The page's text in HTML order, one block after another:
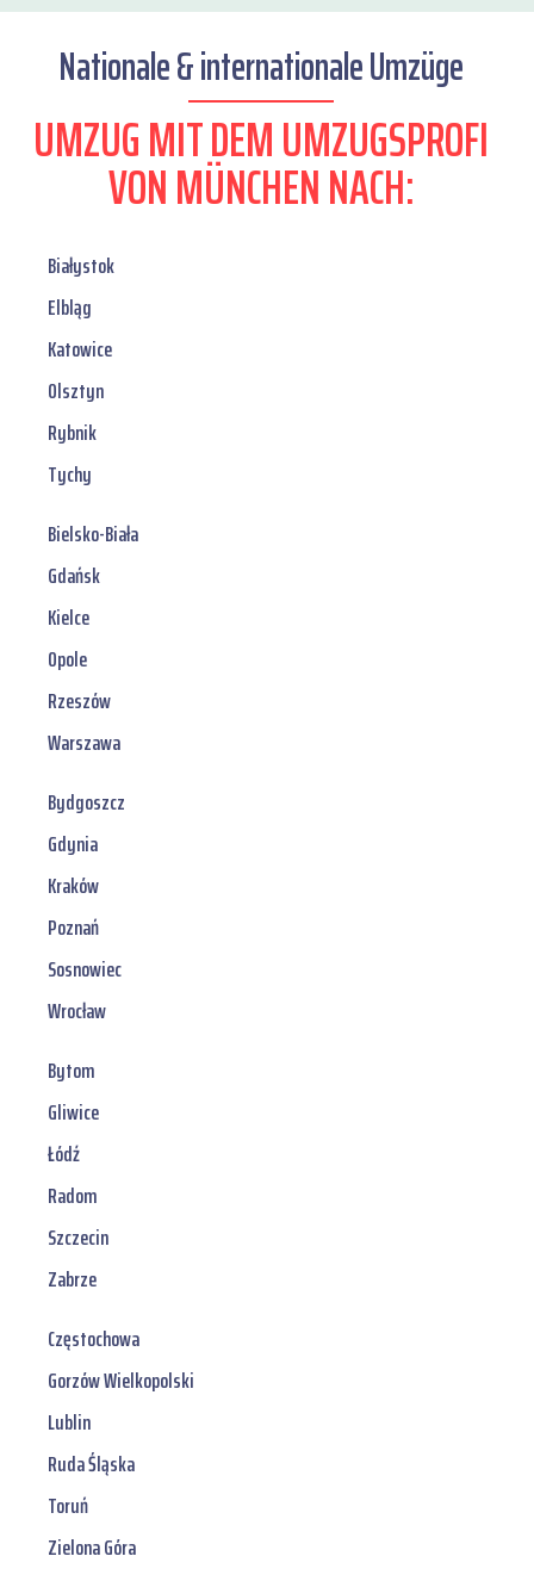
Nationale & internationale Umzüge
UMZUG MIT DEM UMZUGSPROFI
VON MÜNCHEN NACH:
Białystok
Elbląg
Katowice
Olsztyn
Rybnik
Tychy
Bielsko-Biała
Gdańsk
Kielce
Opole
Rzeszów
Warszawa
Bydgoszcz
Gdynia
Kraków
Poznań
Sosnowiec
Wrocław
Bytom
Gliwice
Łódź
Radom
Szczecin
Zabrze
Częstochowa
Gorzów Wielkopolski
Lublin
Ruda Śląska
Toruń
Zielona Góra